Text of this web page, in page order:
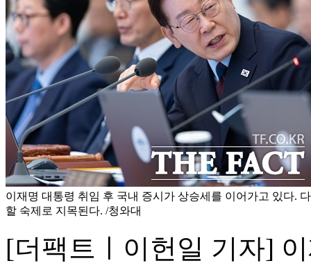
이재명 대통령 취임 후 국내 증시가 상승세를 이어가고 있다.
할 숙제로 지목된다. /청와대
[더팩트ㅣ이헌일 기자]